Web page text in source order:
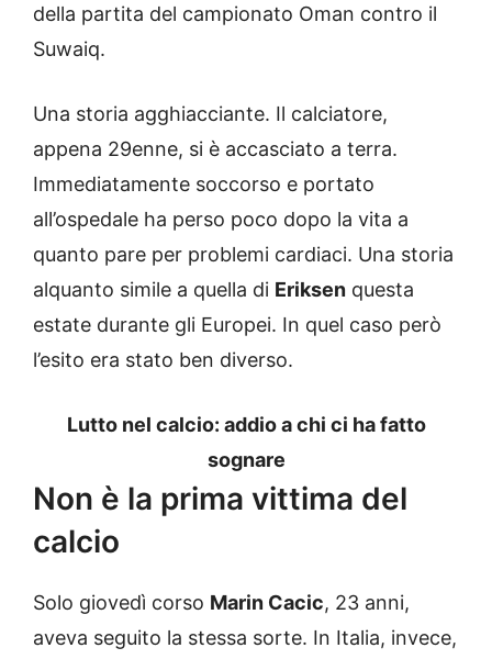
della partita del campionato Oman contro il
Suwaiq.
Una storia agghiacciante. Il calciatore,
appena 29enne, si è accasciato a terra.
Immediatamente soccorso e portato
all’ospedale ha perso poco dopo la vita a
quanto pare per problemi cardiaci. Una storia
alquanto simile a quella di Eriksen questa
estate durante gli Europei. In quel caso però
l’esito era stato ben diverso.
Lutto nel calcio: addio a chi ci ha fatto
sognare
Non è la prima vittima del
calcio
Solo giovedì corso Marin Cacic, 23 anni,
aveva seguito la stessa sorte. In Italia, invece,